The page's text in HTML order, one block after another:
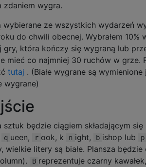
zdaniem wygra.
wybierane ze wszystkich wydarzeń
do chwili obecnej. Wybrałem
gry, która kończy się wygraną lub
mieć co najmniej 30 ruchów w grze.
tutaj . (Białe wygrane są
wygrane)
sztuk będzie ciągiem składającym
q ueen, r ook, k n ight, b ishop lub p
wielkie litery są białe. Plansza
B reprezentuje czarny